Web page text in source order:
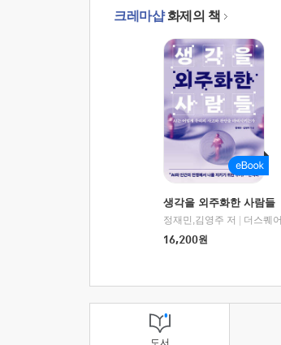
크레마샵화제의 책
생각을 외주화한 사람들
정재민,김영주 저
더스퀘어
16,200원
도서